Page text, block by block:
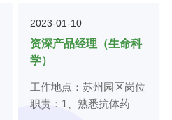
商务沟通能力，善于灵活
变通，能承受较强的工作
压力；4、具有敏锐的市
场意识、应变能力和市场
开拓能力，良好的职业操
生物学、免疫学等本科及
以上学历；2、1年以上相
关产品销售经验；3、具
好的学习能力和自我提升
的愿景；4、具有良好的
求，课题咨询、临床实验
资源、科研测试对接等；
4、负责回答客户在检测
疑问等方面问题；任职资
格：1、分子生物学、细
2023-01-10
资深产品经理（生命科
学）
工作地点：苏州园区岗位
职责：1、熟悉抗体药